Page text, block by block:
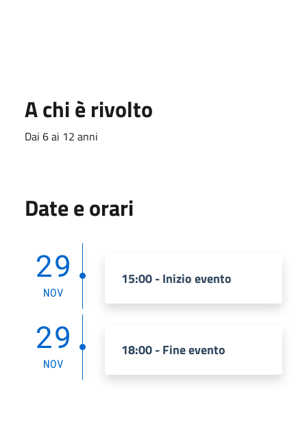
A chi è rivolto
Dai 6 ai 12 anni
Date e orari
29
NOV
15:00 - Inizio evento
29
NOV
18:00 - Fine evento